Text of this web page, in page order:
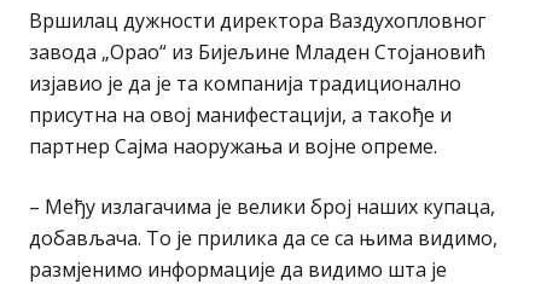
Вршилац дужности директора Ваздухопловног
завода „Орао“ из Бијељине Младен Стојановић
изјавио је да је та компанија традиционално
присутна на овој манифестацији, а такође и
партнер Сајма наоружања и војне опреме.
– Међу излагачима је велики број наших купаца,
добављача. То је прилика да се са њима видимо,
размјенимо информације да видимо шта је